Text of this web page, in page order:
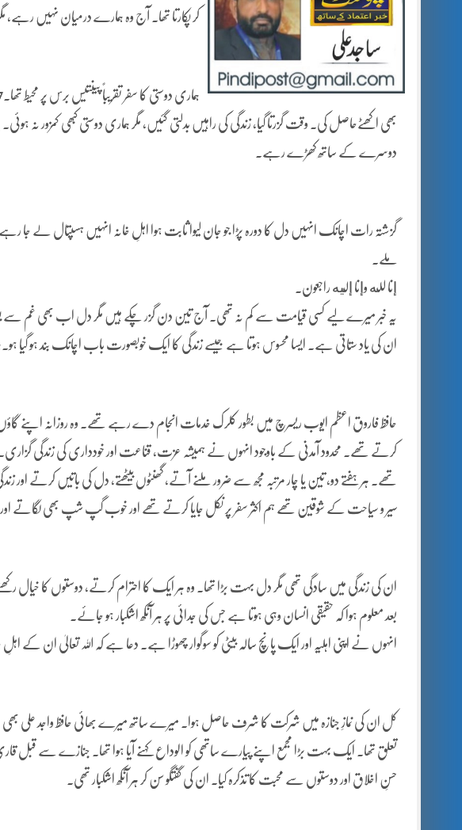
کر پکارتا تھا۔ آج وہ ہمارے درمیان نہیں رہے،
بھی اکھٹےحاصل کی۔ وقت گزرتا گیا، زندگی کی راہیں بدلتی گئیں، مگر ہماری دوستی کبھی کمزور نہ
دوسرے کے ساتھ کھڑے رہے۔
گزشتہ رات اچانک انہیں دل کا دورہ پڑا جو جان لیوا ثابت ہوا اہلِ خانہ انہیں ہسپتال لے جا
ملے۔
إنا لله وإنا إليه راجعون۔
یہ خبر میرے لیے کسی قیامت سے کم نہ تھی۔ آج تین دن گزر چکے ہیں مگر دل اب بھی غم سے
ان کی یاد ستاتی ہے۔ ایسا محسوس ہوتا ہے جیسے زندگی کا ایک خوبصورت باب اچانک بند ہو گیا
حافظ فاروق اعظم ایوب ریسرچ میں بطور کلرک خدمات انجام دے رہے تھے۔ وہ روزانہ اپنے گاؤں
کرتے تھے۔ محدود آمدنی کے باوجود انہوں نے ہمیشہ عزت، قناعت اور خودداری کی زندگی گزاری۔ وہ
تھے۔ ہر ہفتے دو، تین یا چار مرتبہ مجھ سے ضرور ملنے آتے، گھنٹوں بیٹھتے، دل کی باتیں کرتے
سیر و سیاحت کے شوقین تھے ہم اکثر سفر پر نکل جایا کرتے تھے اور خوب گپ شپ بھی لگاتے
ان کی زندگی میں سادگی تھی مگر دل بہت بڑا تھا۔ وہ ہر ایک کا احترام کرتے، دوستوں کا خیال
بعد معلوم ہوا کہ حقیقی انسان وہی ہوتا ہے جس کی جدائی پر ہر آنکھ اشکبار ہو جائے۔
انہوں نے اپنی اہلیہ اور ایک پانچ سالہ بیٹی کو سوگوار چھوڑا ہے۔ دعا ہے کہ اللہ تعالیٰ ان
کل ان کی نمازِ جنازہ میں شرکت کا شرف حاصل ہوا۔ میرے ساتھ میرے بھائی حافظ واجد علی بھی
تعلق تھا۔ ایک بہت بڑا مجمع اپنے پیارے ساتھی کو الوداع کہنے آیا ہوا تھا۔ جنازے سے قبل
حسنِ اخلاق اور دوستوں سے محبت کا تذکرہ کیا۔ ان کی گفتگو سن کر ہر آنکھ اشکبار تھی۔